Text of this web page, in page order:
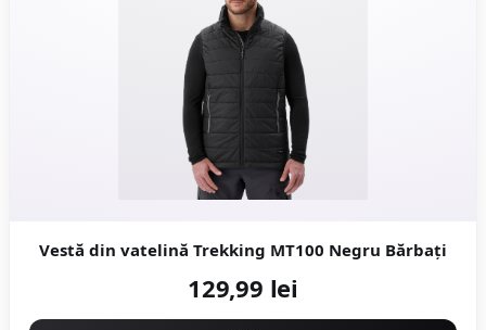
Vestă din vatelină Trekking MT100 Negru Bărbați
129,99 lei